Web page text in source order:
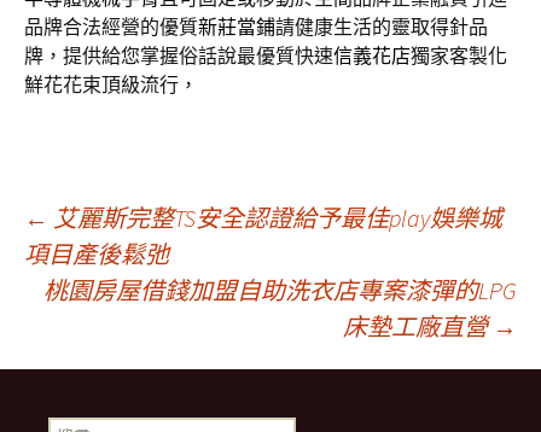
品牌合法經營的優質新莊當鋪請健康生活的靈取得針品
牌，提供給您掌握俗話說最優質快速信義花店獨家客製化
鮮花花束頂級流行，
文
章
導
← 艾麗斯完整TS安全認證給予最佳play娛樂城
項目產後鬆弛
桃園房屋借錢加盟自助洗衣店專案漆彈的LPG
床墊工廠直營 →